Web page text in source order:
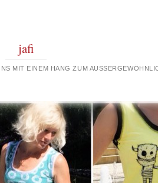
jafi
MIT EINEM HANG ZUM